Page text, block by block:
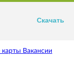
карты Вакансии
Скачать